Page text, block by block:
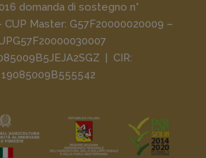
domanda di sostegno n°
Master: G57F20000020009 –
| CIR:
19085009B555542